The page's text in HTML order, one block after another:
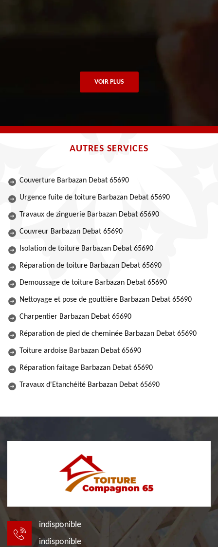
VOIR PLUS
AUTRES SERVICES
Couverture Barbazan Debat 65690
Urgence fuite de toiture Barbazan Debat 65690
Travaux de zinguerie Barbazan Debat 65690
Couvreur Barbazan Debat 65690
Isolation de toiture Barbazan Debat 65690
Réparation de toiture Barbazan Debat 65690
Demoussage de toiture Barbazan Debat 65690
Nettoyage et pose de gouttière Barbazan Debat 65690
Charpentier Barbazan Debat 65690
Réparation de pied de cheminée Barbazan Debat 65690
Toiture ardoise Barbazan Debat 65690
Réparation faitage Barbazan Debat 65690
Travaux d'Etanchéité Barbazan Debat 65690
indisponible
indisponible